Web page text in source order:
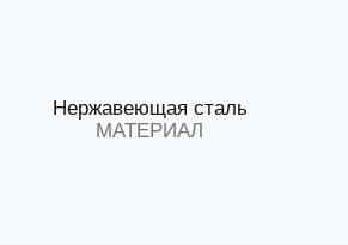
Нержавеющая сталь
МАТЕРИАЛ